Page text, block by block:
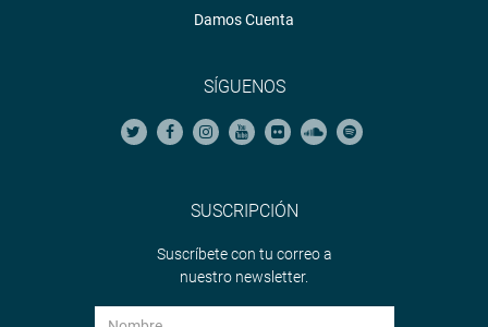
https://soundcloud.com/radiocongreso
http://www4.congreso.gob.pe/fotografia.asp
Damos Cuenta
SÍGUENOS
SUSCRIPCIÓN
Suscríbete con tu correo a
nuestro newsletter.